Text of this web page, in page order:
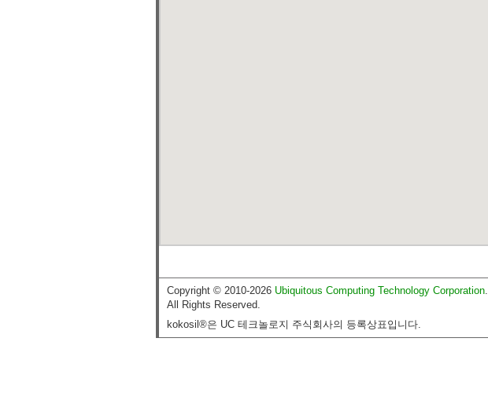
Copyright © 2010-2026 Ubiquitous Computing Technology Corporation.
All Rights Reserved.
kokosil®은 UC 테크놀로지 주식회사의 등록상표입니다.